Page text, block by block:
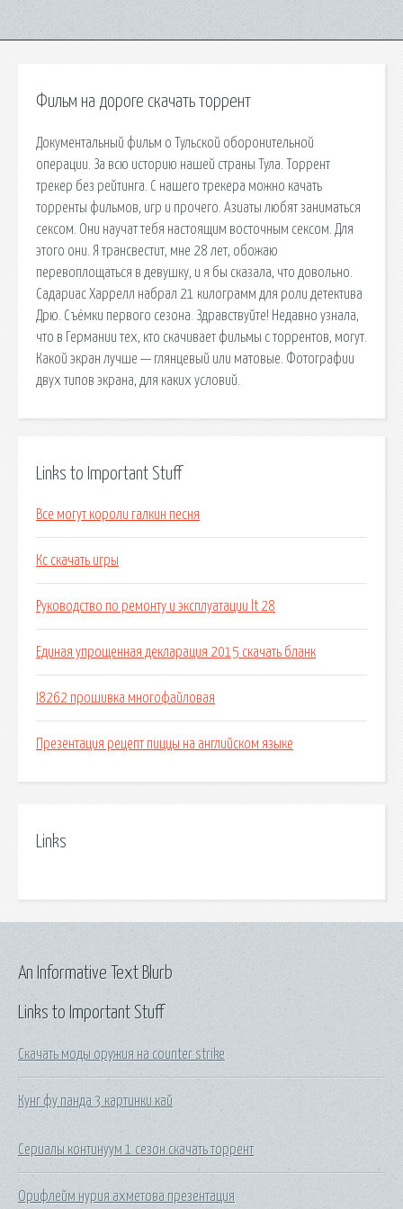
Фильм на дороге скачать торрент
Документальный фильм о Тульской оборонительной
операции. За всю историю нашей страны Тула. Торрент
трекер без рейтинга. С нашего трекера можно качать
торренты фильмов, игр и прочего. Азиаты любят заниматься
сексом. Они научат тебя настоящим восточным сексом. Для
этого они. Я трансвестит, мне 28 лет, обожаю
перевоплощаться в девушку, и я бы сказала, что довольно.
Садариас Харрелл набрал 21 килограмм для роли детектива
Дрю. Съёмки первого сезона. Здравствуйте! Недавно узнала,
что в Германии тех, кто скачивает фильмы с торрентов, могут.
Какой экран лучше — глянцевый или матовые. Фотографии
двух типов экрана, для каких условий.
Links to Important Stuff
Все могут короли галкин песня
Кс скачать игры
Руководство по ремонту и эксплуатации lt 28
Единая упрощенная декларация 2015 скачать бланк
I8262 прошивка многофайловая
Презентация рецепт пиццы на английском языке
Links
Links to Important Stuff
Скачать моды оружия на counter strike
Кунг фу панда 3 картинки кай
Сериалы континуум 1 сезон скачать торрент
Орифлейм нурия ахметова презентация
An Informative Text Blurb